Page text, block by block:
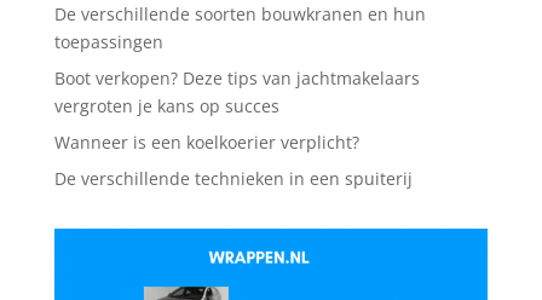
De verschillende soorten bouwkranen en hun
toepassingen
Boot verkopen? Deze tips van jachtmakelaars
vergroten je kans op succes
Wanneer is een koelkoerier verplicht?
De verschillende technieken in een spuiterij